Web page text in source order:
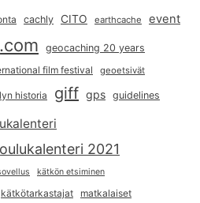
cachly CITO earthcache event
geocaching 20 years
film festival geoetsivät
historia giff gps guidelines
2021
kätkön etsiminen
kätkötarkastajat matkalaiset